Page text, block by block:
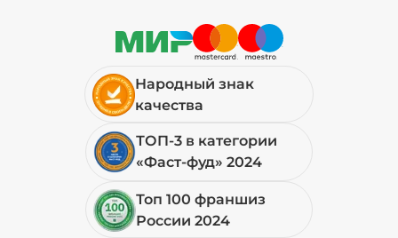
Народный знак
качества
ТОП-3 в категории
«Фаст-фуд» 2024
Топ 100 франшиз
России 2024